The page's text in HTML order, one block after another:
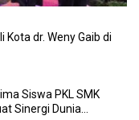
Kota dr. Weny Gaib di
Siswa PKL SMK
Sinergi Dunia